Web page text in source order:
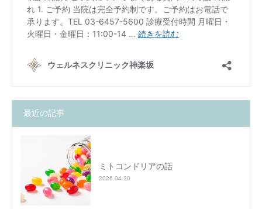
最近の記事
ミトコンドリアの話
2026.04.30